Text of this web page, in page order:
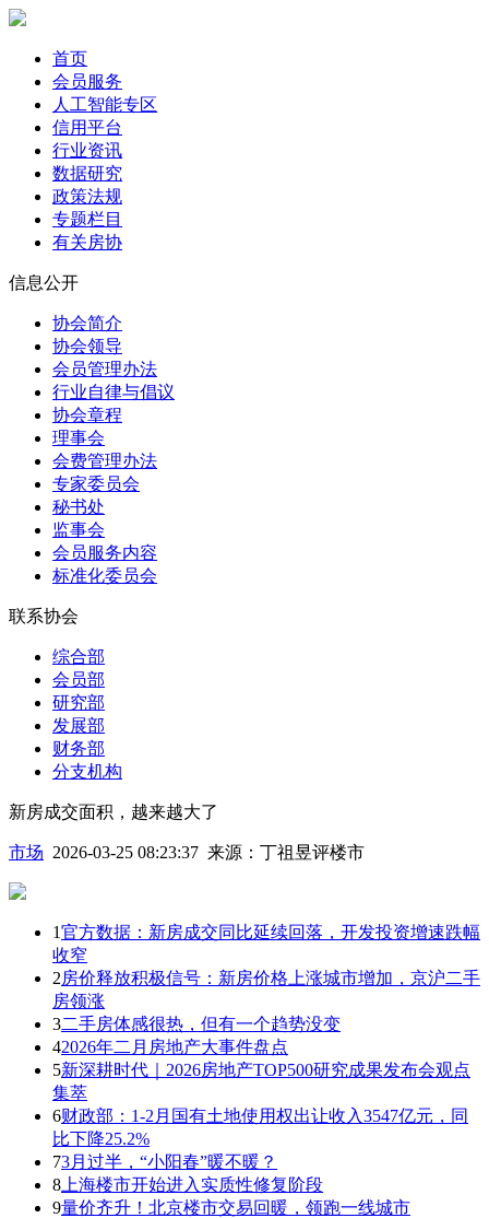
首页
会员服务
人工智能专区
信用平台
行业资讯
数据研究
政策法规
专题栏目
有关房协
信息公开
协会简介
协会领导
会员管理办法
行业自律与倡议
协会章程
理事会
会费管理办法
专家委员会
秘书处
监事会
会员服务内容
标准化委员会
联系协会
综合部
会员部
研究部
发展部
财务部
分支机构
新房成交面积，越来越大了
市场 2026-03-25 08:23:37 来源： 丁祖昱评楼市
1官方数据：新房成交同比延续回落，开发投资增速跌幅
收窄
2房价释放积极信号：新房价格上涨城市增加，京沪二手
房领涨
3二手房体感很热，但有一个趋势没变
42026年二月房地产大事件盘点
5新深耕时代｜2026房地产TOP500研究成果发布会观点
集萃
6财政部：1-2月国有土地使用权出让收入3547亿元，同
比下降25.2%
73月过半，“小阳春”暖不暖？
8 上海楼市开始进入实质性修复阶段
9量价齐升！北京楼市交易回暖，领跑一线城市